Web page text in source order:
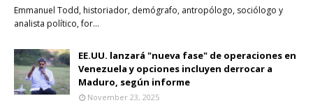
Emmanuel Todd, historiador, demógrafo, antropólogo, sociólogo y
analista político, for…
EE.UU. lanzará "nueva fase" de operaciones en
Venezuela y opciones incluyen derrocar a
Maduro, según informe
November 23, 2025